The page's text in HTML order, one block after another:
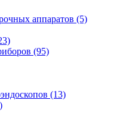
аппаратов (5)
(95)
(13)